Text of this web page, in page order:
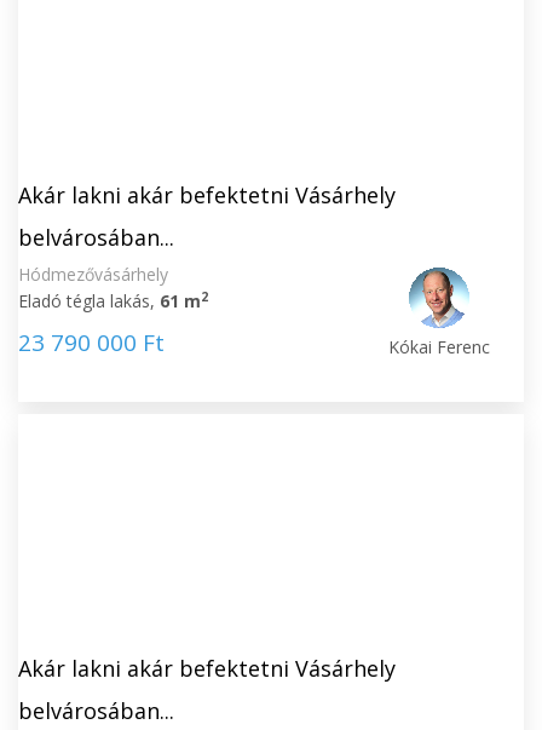
Akár lakni akár befektetni Vásárhely
belvárosában...
Hódmezővásárhely
Eladó tégla lakás, 61 m2
23 790 000 Ft Kókai Ferenc
Akár lakni akár befektetni Vásárhely
belvárosában...